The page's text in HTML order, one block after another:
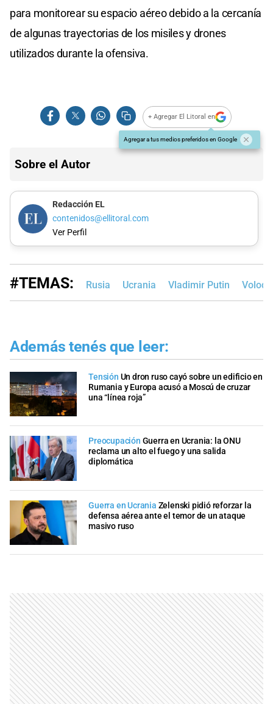
para monitorear su espacio aéreo debido a la cercanía
de algunas trayectorias de los misiles y drones
utilizados durante la ofensiva.
+ Agregar El Litoral en
Agregar a tus medios preferidos en Google
Sobre el Autor
Redacción EL
contenidos@ellitoral.com
Ver Perfil
#TEMAS: Rusia Ucrania Vladimir Putin
Además tenés que leer:
Tensión Un dron ruso cayó sobre un edificio en
Rumania y Europa acusó a Moscú de cruzar
una “línea roja”
Preocupación Guerra en Ucrania: la ONU
reclama un alto el fuego y una salida
diplomática
Guerra en Ucrania Zelenski pidió reforzar la
defensa aérea ante el temor de un ataque
masivo ruso